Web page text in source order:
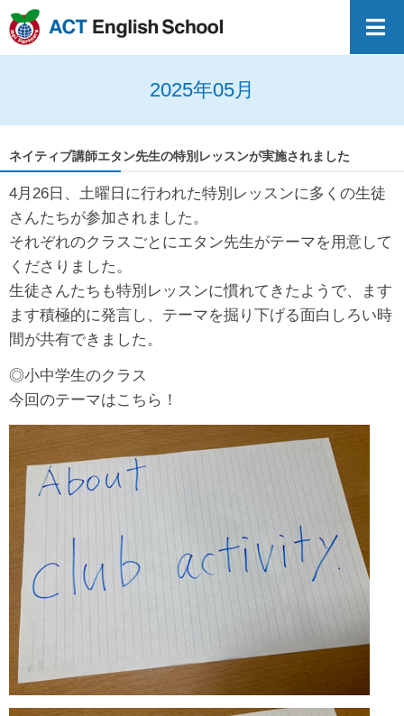
2025年05月
ネイティブ講師エタン先生の特別レッスンが実施されました
4月26日、土曜日に行われた特別レッスンに多くの生徒
さんたちが参加されました。
それぞれのクラスごとにエタン先生がテーマを用意して
くださりました。
生徒さんたちも特別レッスンに慣れてきたようで、ます
ます積極的に発言し、テーマを掘り下げる面白しろい時
間が共有できました。
◎小中学生のクラス
今回のテーマはこちら！